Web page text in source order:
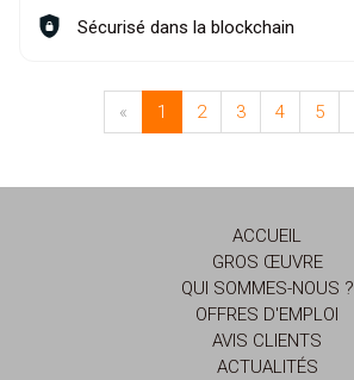
Sécurisé dans la blockchain
« 1 2 3 4 5
ACCUEIL
GROS ŒUVRE
QUI SOMMES-NOUS ?
OFFRES D'EMPLOI
AVIS CLIENTS
ACTUALITÉS